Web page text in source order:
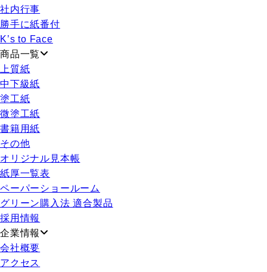
社内行事
勝手に紙番付
K’s to Face
商品一覧
上質紙
中下級紙
塗工紙
微塗工紙
書籍用紙
その他
オリジナル見本帳
紙厚一覧表
ペーパーショールーム
グリーン購入法 適合製品
採用情報
企業情報
会社概要
アクセス